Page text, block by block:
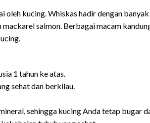
kucing. Whiskas hadir dengan
salmon. Berbagai macam
1 tahun ke atas.
sehat dan berkilau.
sehingga kucing Anda tetap bugar